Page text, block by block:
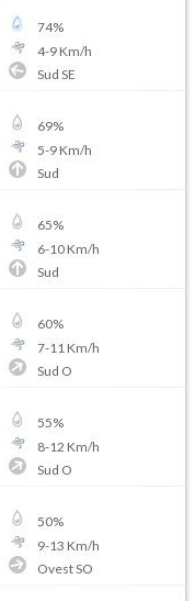
74%
4-9Km/h
Sud SE
69%
5-9Km/h
Sud
65%
6-10Km/h
Sud
60%
7-11 Km/h
Sud O
55%
8-12 Km/h
Sud O
50%
9-13 Km/h
Ovest SO